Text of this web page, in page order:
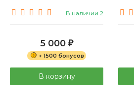
В наличии 2
5 000 ₽
+ 1500 бонусов
В корзину